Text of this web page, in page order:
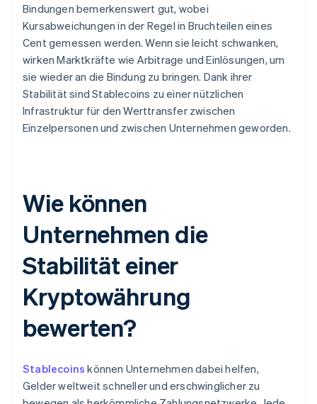
Bindungen bemerkenswert gut, wobei
Kursabweichungen in der Regel in Bruchteilen eines
Cent gemessen werden. Wenn sie leicht schwanken,
wirken Marktkräfte wie Arbitrage und Einlösungen, um
sie wieder an die Bindung zu bringen. Dank ihrer
Stabilität sind Stablecoins zu einer nützlichen
Infrastruktur für den Werttransfer zwischen
Einzelpersonen und zwischen Unternehmen geworden.
Wie können
Unternehmen die
Stabilität einer
Kryptowährung
bewerten?
Stablecoins können Unternehmen dabei helfen,
Gelder weltweit schneller und erschwinglicher zu